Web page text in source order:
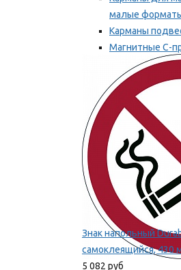
малые
Карманы
Магнитные С-
Напольная
Мы рекомендуем
Знак напольный
самоклеящийся, 430
5 082 руб